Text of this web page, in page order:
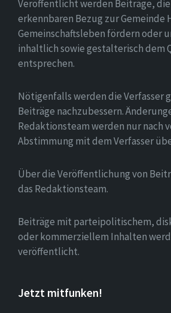
Veröffentlicht werden Beiträge,
erkennbaren Bezug zur Gemeinde
Gemeinschaftsleben fördern oder
inhaltlich sowie gestalterisch dem
entsprechen.
Nötigenfalls werden die Verfasser
Beiträge nachzubessern.
Redaktionsteam werden nur nach
Abstimmung mit dem Verfasser
Über die Veröffentlichung von
das Redaktionsteam.
Beiträge mit parteipolitischem,
oder kommerziellem Inhalten
veröffentlicht.
Jetzt mitfunken!